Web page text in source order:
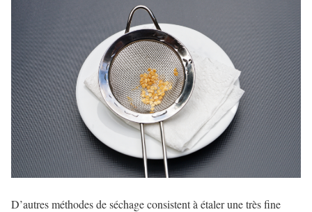
D’autres méthodes de séchage consistent à étaler une très fine